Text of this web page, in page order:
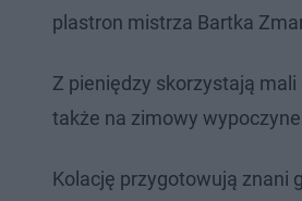
plastron mistrza Bartka
Z pieniędzy skorzystają
także na zimowy
Kolację przygotowują znani